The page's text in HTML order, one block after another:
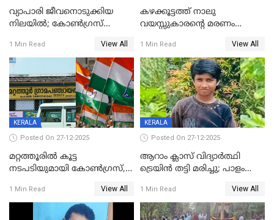
വ്യാപാരി ജീവനൊടുക്കിയ
നിലയില്‍; കോണ്‍ഗ്രസ്
മാനസികപീഡനമെന്ന് കുറിപ്പ്
1 Min Read View All
കഴക്കൂട്ടത്ത് നാലു
വയസ്സുകാരന്റെ മരണം
സുഹൃത്തും പൊലീസ്
കസ്റ്റഡിയിൽ
1 Min Read View All
KERALA
Posted On 27-12-2025
മറ്റത്തൂരിൽ കൂട്ട
നടപടിയുമായി കോണ്‍ഗ്രസ്,
എട്ട് പേര്‍ ഉള്‍പ്പെടെ
പത്തുപേരെ പുറത്താക്കി,
ചൊവ്വന്നൂരിലും നടപടി
1 Min Read View All
KERALA
Posted On 27-12-2025
ആറാം ക്ലാസ് വിദ്യാർത്ഥി
ട്രെയിൻ തട്ടി മരിച്ചു; പാളം
അപകടം മലപ്പുറത്ത്
1 Min Read View All